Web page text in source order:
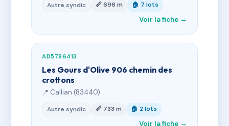
Autre syndic 📏 696 m 🏠 7 lots
Voir la fiche →
AD5786413
Les Gours d'Olive 906 chemin des
crottons
📍 Callian (83440)
Autre syndic 📏 733 m 🏠 2 lots
Voir la fiche →